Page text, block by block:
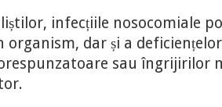
infecțiile nosocomiale
organism, dar și a
sau îngrijirilor